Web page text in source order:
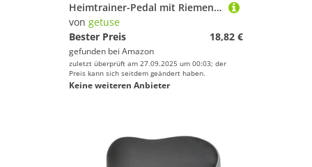
Heimtrainer-Pedal mit Riemen, Ersatzpedal 12.9x11 cm, rutschfeste Oberfläche für Fitnessgeräte und Heimtrainer
von getuse
Bester Preis
18,82 €
gefunden bei Amazon
zuletzt überprüft am 27.09.2025 um 00:03; der
Preis kann sich seitdem geändert haben.
Keine weiteren Anbieter